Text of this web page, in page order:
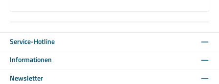
Service-Hotline
Informationen
Newsletter